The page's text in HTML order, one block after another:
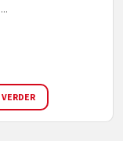
VERDER